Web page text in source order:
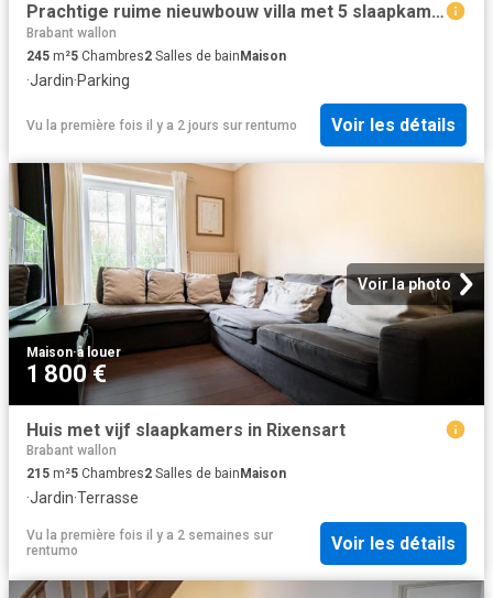
Prachtige ruime nieuwbouw villa met 5 slaapkamers en garage te Pellenberg EPC A
Brabant wallon
245 m²5 Chambres2 Salles de bainMaison
·Jardin·Parking
Vu la première fois il y a 2 jours sur rentumo Voir les détails
Voir la photo
Maison·à louer
1 800 €
Huis met vijf slaapkamers in Rixensart
Brabant wallon
215 m²5 Chambres2 Salles de bain Maison
·Jardin·Terrasse
Vu la première fois il y a 2 semaines sur
rentumo
Voir les détails